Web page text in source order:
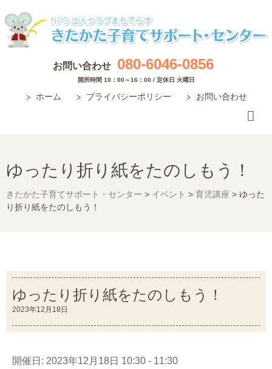
お問い合わせ 080-6046-0856
開所時間 10：00～16：00 / 定休日 火曜日
ホーム プライバシーポリシー お問い合わせ
ゆったり折り紙をたのしもう！
きたかた子育てサポート・センター > イベント > 育児講座 > ゆった
り折り紙をたのしもう！
ゆったり折り紙をたのしもう！
2023年12月18日
開催日: 2023年12月18日 10:30 - 11:30